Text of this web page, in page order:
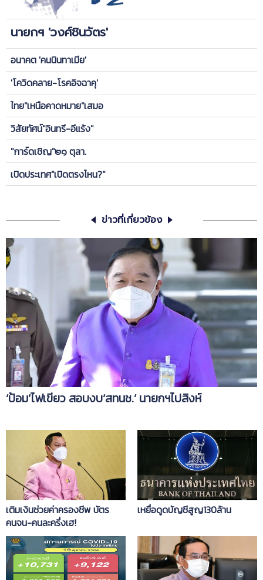
นายกฯ 'วงศ์ชินวัตร'
อนาคต 'คนนินทาเมีย'
'โควิดคลาย-โรคอิจฉาคุ'
ไทย"เหนือคาดหมาย"เสมอ
วิสัยทัศน์"อินทรี-อีแร้ง"
"การ์ดเชิญ"๒๑ ตุลา.
เปิดประเทศ"เปิดตรงไหน?"
ข่าวที่เกี่ยวข้อง
‘ป้อม’ไฟเขียว สอบงบ‘สทนช.’ นายกฯไปสิงห์
เติมเงินช่วยค่าครองชีพ บัตร
คนจน-คนละครึ่งเฮ!
เหยื่อดูดบัญชีสูญ130ล้าน